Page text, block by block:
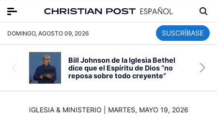
DOMINGO, AGOSTO 09, 2026 SUSCRÍBASE
Bill Johnson de la Iglesia Bethel
dice que el Espíritu de Dios “no
reposa sobre todo creyente”
IGLESIA & MINISTERIO MARTES, MAYO 19, 2026